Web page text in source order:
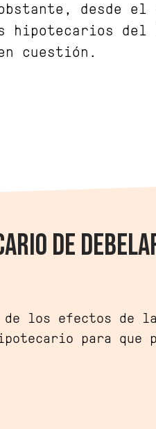
desde el
hipotecarios del
cuestión.
DE
de los efectos de
para que